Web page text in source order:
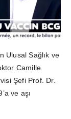
Ulusal Sağlık ve
Camille
Şefi Prof. Dr.
ve aşı